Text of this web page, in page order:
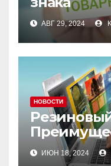
АВГ 29, 2024
НОВОСТИ
Создать
ИЮН 18, 2024